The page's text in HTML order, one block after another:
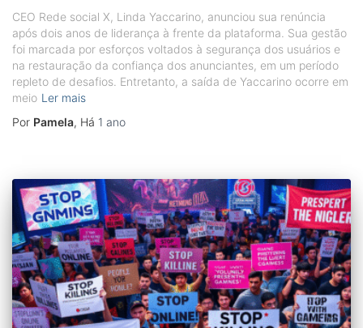
CEO Rede social X, Linda Yaccarino, anunciou sua renúncia
após dois anos de liderança à frente da plataforma. Sua gestão
foi marcada por esforços voltados à segurança dos usuários e
na restauração da confiança dos anunciantes, em um período
repleto de desafios. Entretanto, a saída de Yaccarino ocorre em
meio Ler mais
Por Pamela, Há 1 ano